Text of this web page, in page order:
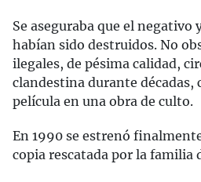
Se aseguraba que el negativo
habían sido destruidos. No
ilegales, de pésima calidad,
clandestina durante décadas,
película en una obra de culto.
En 1990 se estrenó
copia rescatada por la familia